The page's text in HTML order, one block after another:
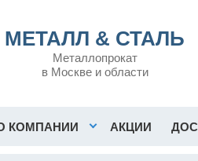
МЕТАЛЛ & СТАЛЬ
Металлопрокат
в Москве и области
КОМПАНИИ АКЦИИ